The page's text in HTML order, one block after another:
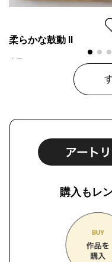
柔らかな鼓動 Ⅱ
レギ
¥
購入もレ